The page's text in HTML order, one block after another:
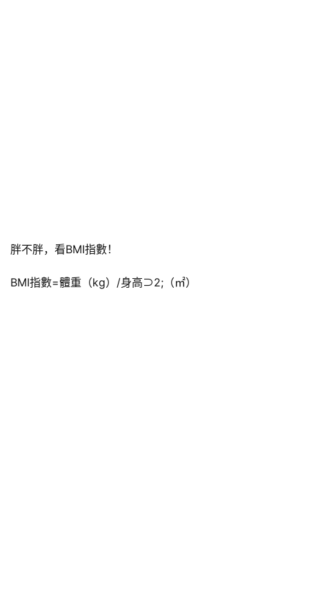
胖不胖，看BMI指數！
BMI指數=體重（kg）/身高⊃2;（㎡）